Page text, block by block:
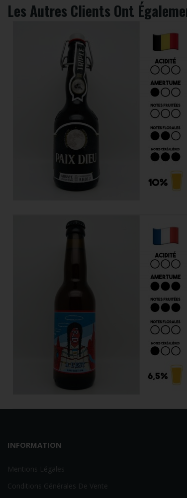
Les Autres Clients Ont
Paix-Dieu 33cl
5,20 €
Acheter
5,00 €
INFORMATION
Mentions Légales
Conditions Générales De Vente